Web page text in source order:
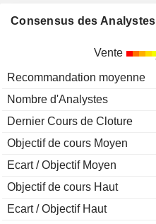
Consensus des Analystes
Vente
Recommandation moyenne
Nombre d'Analystes
Dernier Cours de Cloture
Objectif de cours Moyen
Ecart / Objectif Moyen
Objectif de cours Haut
Ecart / Objectif Haut